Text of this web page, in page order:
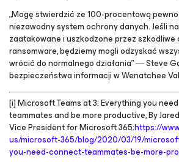
„Mogę stwierdzić ze 100-procentową
niezawodny system ochrony danych. Jeśli
zaatakowane i uszkodzone przez
ransomware, będziemy mogli odzyskać
wrócić do normalnego działania” ― Steve
bezpieczeństwa informacji w Wenatchee
[i] Microsoft Teams at 3: Everything you
teammates and be more productive, By
Vice President for Microsoft 365;https://
us/microsoft-365/blog/2020/03/19/
you-need-connect-teammates-be-more-